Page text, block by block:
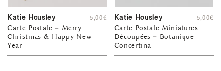
Katie Housley
Carte Postale – Merry
Christmas & Happy New
Year
5,00€ Katie Housley
Carte Postale Miniatures
Découpées – Botanique
Concertina
5,00€